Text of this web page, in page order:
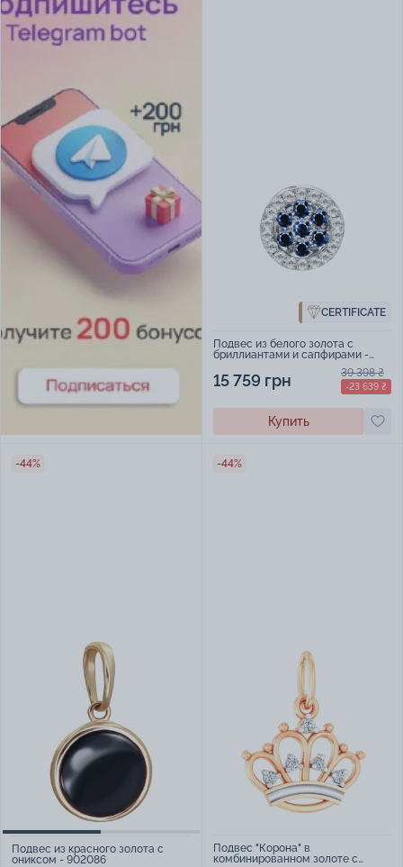
CERTIFICATE
Подвес из белого золота с
бриллиантами и сапфирами -
15 759 грн 39 398 ₴
-23 639 ₴
Купить
-44%
Подвес из красного золота с
ониксом - 902086
-44%
Подвес "Корона" в
комбинированном золоте с